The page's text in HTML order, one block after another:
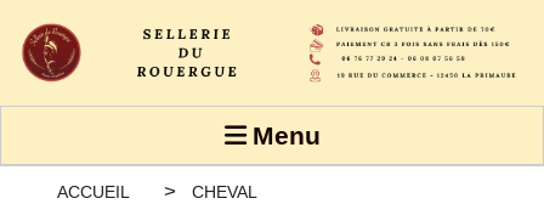
Menu
ACCUEIL CHEVAL